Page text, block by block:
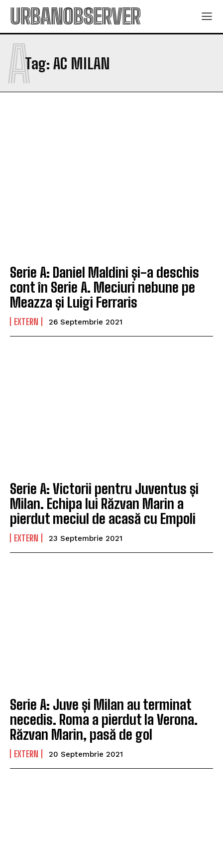
URBANOBSERVER
Tag: AC MILAN
A
Serie A: Daniel Maldini și-a deschis
cont în Serie A. Meciuri nebune pe
Meazza și Luigi Ferraris
EXTERN 26 Septembrie 2021
Serie A: Victorii pentru Juventus și
Milan. Echipa lui Răzvan Marin a
pierdut meciul de acasă cu Empoli
EXTERN 23 Septembrie 2021
Serie A: Juve și Milan au terminat
necedis. Roma a pierdut la Verona.
Răzvan Marin, pasă de gol
EXTERN 20 Septembrie 2021